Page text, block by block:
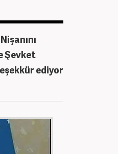
Şevket
ediyor